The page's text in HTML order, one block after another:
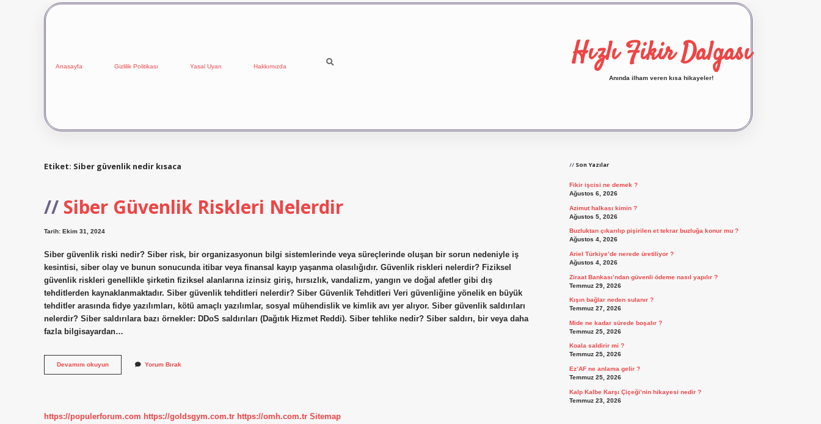
Anasayfa Gizlilik Politikası Yasal Uyarı Hakkımızda Hızlı Fikir Dalgası
Anında ilham veren kısa hikayeler!
Etiket: Siber güvenlik nedir kısaca
Siber Güvenlik Riskleri Nelerdir
Tarih: Ekim 31, 2024
Siber güvenlik riski nedir? Siber risk, bir organizasyonun bilgi sistemlerinde veya süreçlerinde oluşan bir sorun nedeniyle iş
kesintisi, siber olay ve bunun sonucunda itibar veya finansal kayıp yaşanma olasılığıdır. Güvenlik riskleri nelerdir? Fiziksel
güvenlik riskleri genellikle şirketin fiziksel alanlarına izinsiz giriş, hırsızlık, vandalizm, yangın ve doğal afetler gibi dış
tehditlerden kaynaklanmaktadır. Siber güvenlik tehditleri nelerdir? Siber Güvenlik Tehditleri Veri güvenliğine yönelik en büyük
tehditler arasında fidye yazılımları, kötü amaçlı yazılımlar, sosyal mühendislik ve kimlik avı yer alıyor. Siber güvenlik saldırıları
nelerdir? Siber saldırılara bazı örnekler: DDoS saldırıları (Dağıtık Hizmet Reddi). Siber tehlike nedir? Siber saldırı, bir veya daha
fazla bilgisayardan…
Devamını okuyunSiber
Güvenlik
Yorum Bırak
https://populerforum.com https://goldsgym.com.tr https://omh.com.tr Sitemap
Son Yazılar
Fikir işcisi ne demek ?
Ağustos 6, 2026
Azimut halkası kimin ?
Ağustos 5, 2026
Buzluktan çıkarılıp pişirilen et tekrar buzluğa konur mu ?
Ağustos 4, 2026
Ariel Türkiye’de nerede üretiliyor ?
Ağustos 4, 2026
Ziraat Bankası’ndan güvenli ödeme nasıl yapılır ?
Temmuz 29, 2026
Kışın bağlar neden sulanır ?
Temmuz 27, 2026
Mide ne kadar sürede boşalır ?
Temmuz 25, 2026
Koala saldirir mi ?
Temmuz 25, 2026
Ez’AF ne anlama gelir ?
Temmuz 25, 2026
Kalp Kalbe Karşı Çiçeği’nin hikayesi nedir ?
Temmuz 23, 2026